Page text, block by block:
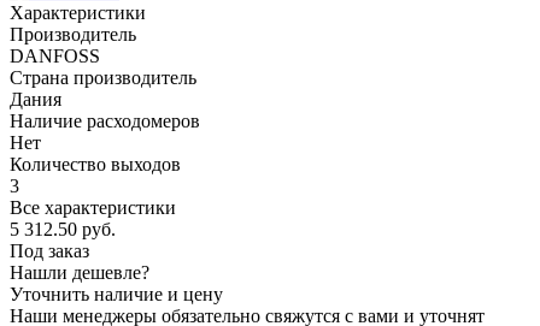
Характеристики
Производитель
DANFOSS
Страна производитель
Дания
Наличие расходомеров
Нет
Количество выходов
3
Все характеристики
5 312.50 руб.
Под заказ
Нашли дешевле?
Уточнить наличие и цену
Наши менеджеры обязательно свяжутся с вами и уточнят